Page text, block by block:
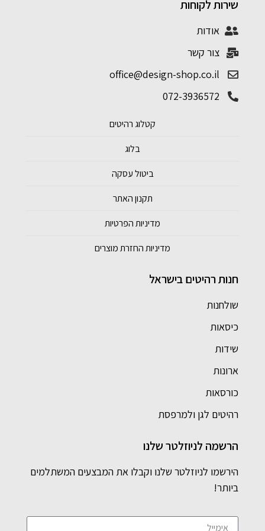
שירות לקוחות
אודות
צור קשר
office@design-shop.co.il
072-3936572
קטלוג רהיטים
בלוג
ביטול עסקה
תקנון האתר
מדיניות הפרטיות
מדיניות החזרת מוצרים
חנות רהיטים בישראל
שולחנות
כיסאות
שידות
ארונות
כורסאות
רהיטים לגן ולמרפסת
הרשמה לניוזלטר שלנו
הירשמו לניוזלטר שלנו וקבלו את המבצעים המשתלמים
ביותר!